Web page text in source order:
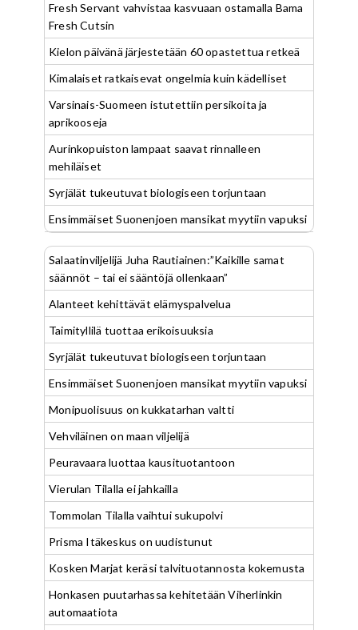
Fresh Servant vahvistaa kasvuaan ostamalla Bama
Fresh Cutsin
Kielon päivänä järjestetään 60 opastettua retkeä
Kimalaiset ratkaisevat ongelmia kuin kädelliset
Varsinais-Suomeen istutettiin persikoita ja
aprikooseja
Aurinkopuiston lampaat saavat rinnalleen
mehiläiset
Syrjälät tukeutuvat biologiseen torjuntaan
Ensimmäiset Suonenjoen mansikat myytiin vapuksi
Salaatinviljelijä Juha Rautiainen:”Kaikille samat
säännöt – tai ei sääntöjä ollenkaan”
Alanteet kehittävät elämyspalvelua
Taimityllilä tuottaa erikoisuuksia
Syrjälät tukeutuvat biologiseen torjuntaan
Ensimmäiset Suonenjoen mansikat myytiin vapuksi
Monipuolisuus on kukkatarhan valtti
Vehviläinen on maan viljelijä
Peuravaara luottaa kausituotantoon
Vierulan Tilalla ei jahkailla
Tommolan Tilalla vaihtui sukupolvi
Prisma Itäkeskus on uudistunut
Kosken Marjat keräsi talvituotannosta kokemusta
Honkasen puutarhassa kehitetään Viherlinkin
automaatiota